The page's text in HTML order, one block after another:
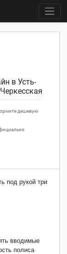
в Усть-
дешевую
под рукой три
вводимые
полиса